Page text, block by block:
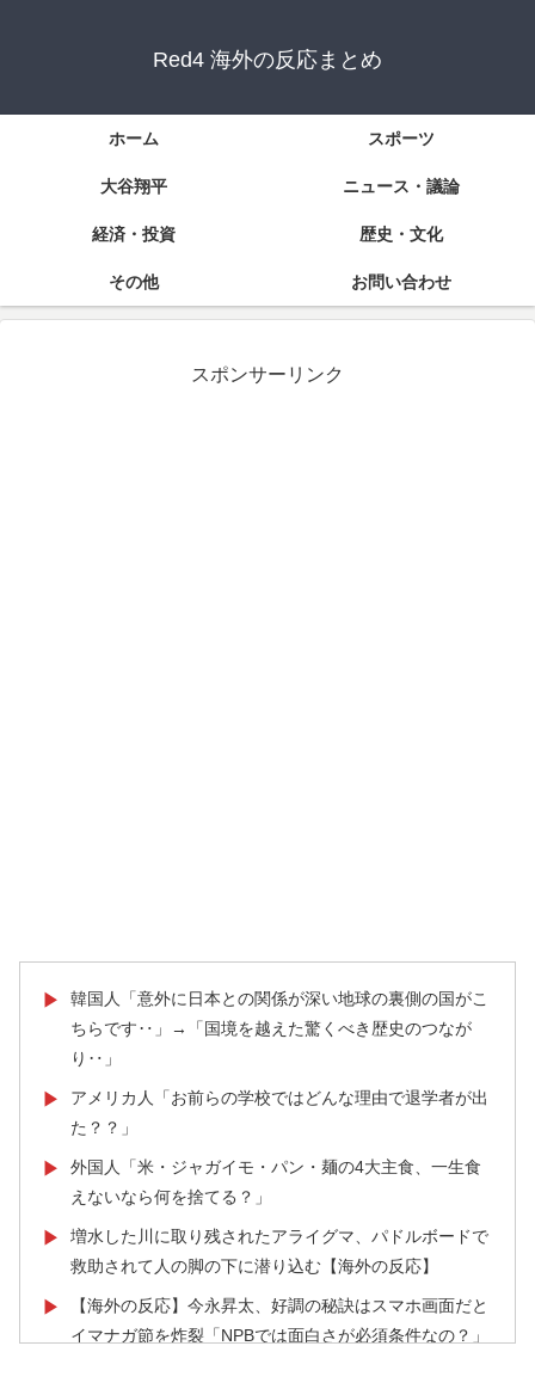
Red4 海外の反応まとめ
ホーム スポーツ
大谷翔平 ニュース・議論
経済・投資 歴史・文化
その他 お問い合わせ
スポンサーリンク
▶
韓国人「意外に日本との関係が深い地球の裏側の国がこ
ちらです‥」→「国境を越えた驚くべき歴史のつなが
り‥」
▶
アメリカ人「お前らの学校ではどんな理由で退学者が出
た？？」
▶
外国人「米・ジャガイモ・パン・麺の4大主食、一生食
えないなら何を捨てる？」
▶
増水した川に取り残されたアライグマ、パドルボードで
救助されて人の脚の下に潜り込む【海外の反応】
▶
【海外の反応】今永昇太、好調の秘訣はスマホ画面だと
イマナガ節を炸裂「NPBでは面白さが必須条件なの？」